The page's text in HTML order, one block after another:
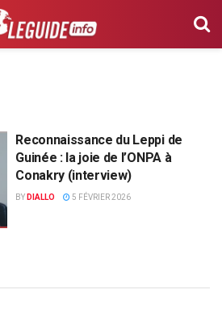
Reconnaissance du Leppi de
Guinée : la joie de l’ONPA à
Conakry (interview)
BY DIALLO 5 FÉVRIER 2026